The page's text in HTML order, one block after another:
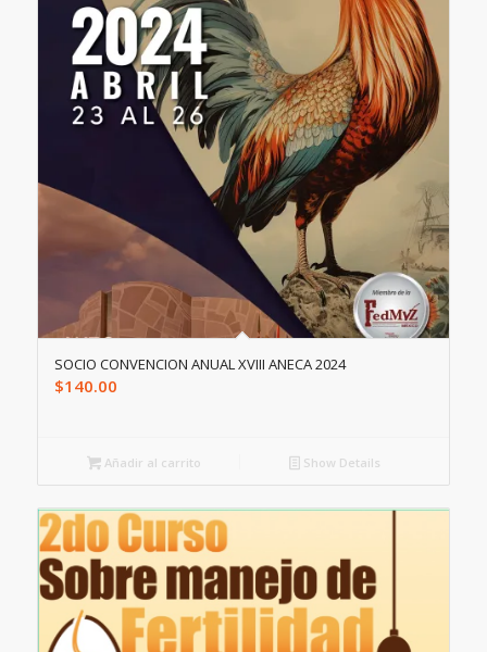
SOCIO CONVENCION ANUAL XVIII ANECA 2024
$140.00
Añadir al carrito Show Details